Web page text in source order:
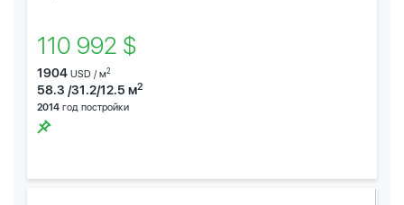
110 992 $
1904 USD / м2
58.3 /31.2/12.5 м2
2014 год постройки